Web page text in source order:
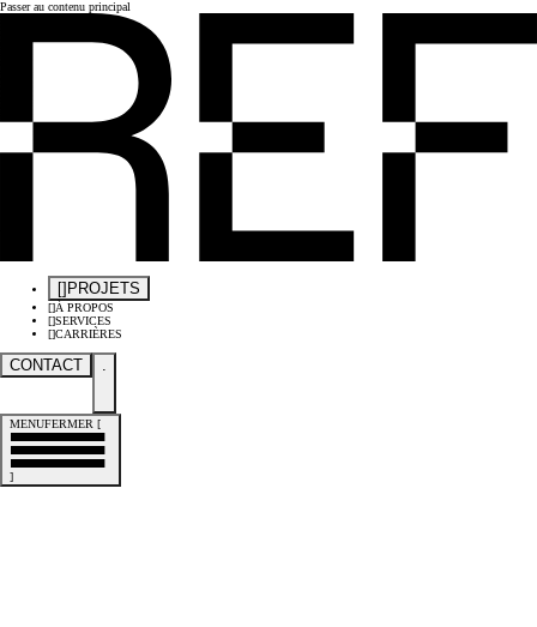
Passer au contenu principal
[] PROJETS
[]À PROPOS
[]SERVICES
[]CARRIÈRES
CONTACT
MENUFERMER [
]